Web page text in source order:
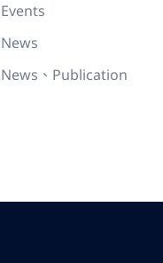
Events
News
News、Publication